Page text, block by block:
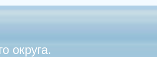
округа.